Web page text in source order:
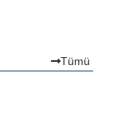
Tümü